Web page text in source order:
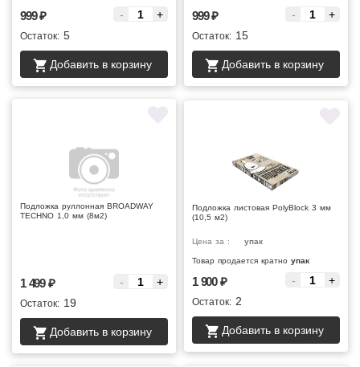
999₽ - +
Остаток: 5
Добавить в корзину
999₽ - +
Остаток: 15
Добавить в корзину
Подложка руллонная BROADWAY
TECHNO 1,0 мм (8м2)
1 499₽ - +
Остаток: 19
Добавить в корзину
Подложка листовая PolyBlock 3 мм
(10,5 м2)
Цена за : упак
Товар продается кратно упак
1 900₽ - +
Остаток: 2
Добавить в корзину